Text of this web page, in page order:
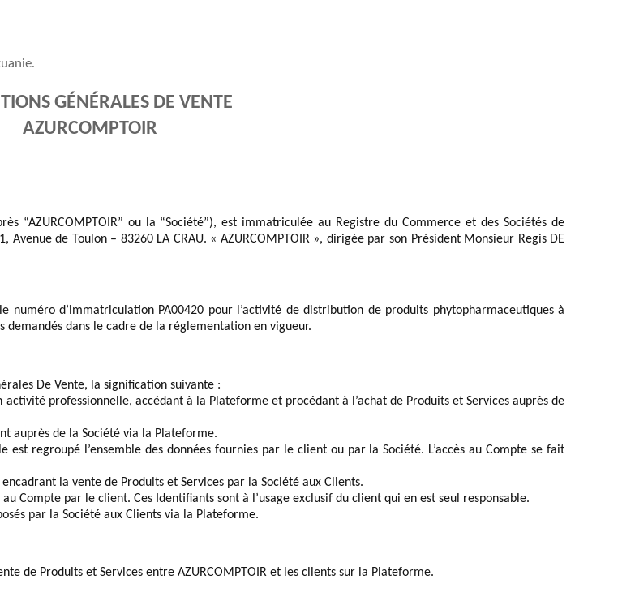
GÉNÉRALES DE VENTE
AZURCOMPTOIR
“AZURCOMPTOIR” ou la “Société”), est immatriculée au Registre du Commerce et des Sociétés de
Avenue de Toulon – 83260 LA CRAU. « AZURCOMPTOIR », dirigée par son Président Monsieur Regis DE
numéro d’immatriculation PA00420 pour l’activité de distribution de produits phytopharmaceutiques à
demandés dans le cadre de la réglementation en vigueur.
De Vente, la signification suivante :
activité professionnelle, accédant à la Plateforme et procédant à l’achat de Produits et Services auprès de
auprès de la Société via la Plateforme.
regroupé l’ensemble des données fournies par l e client ou par la Société. L’accès au Compte se fait
la vente de Produits et Services par la Société aux Clients.
Compte par l e c lient. Ces Identifiants sont à l’usage exclusif du c lient qui en est seul responsable.
par l a Société aux Clients via la Plateforme.
de Produits et Services entre AZURCOMPTOIR et es c lients sur la Plateforme.